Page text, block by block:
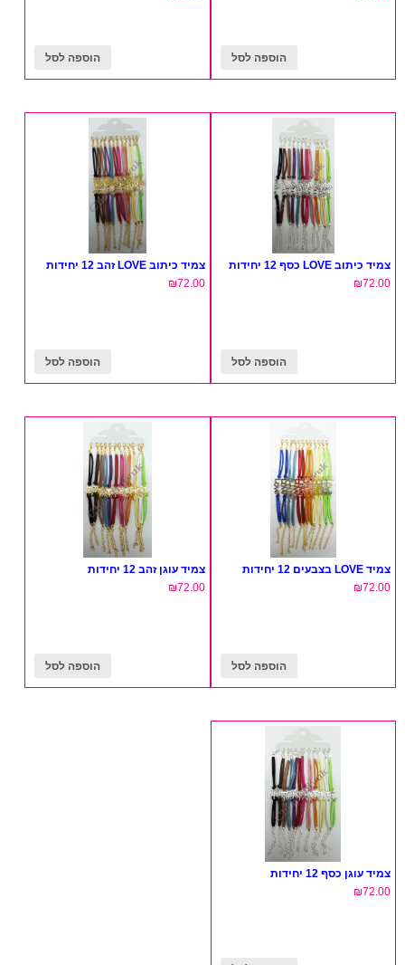
הוספה לסל הוספה לסל
צמיד כיתוב LOVE כסף 12 יחידות
₪72.00
הוספה לסל
צמיד כיתוב LOVE זהב 12 יחידות
₪72.00
הוספה לסל
צמיד LOVE בצבעים 12 יחידות
₪72.00
הוספה לסל
צמיד עוגן זהב 12 יחידות
₪72.00
הוספה לסל
צמיד עוגן כסף 12 יחידות
₪72.00